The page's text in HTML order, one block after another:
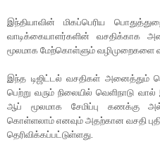
இந்தியாவின் மிகப்பெரிய
வாடிக்கையாளர்களின்
மூலமாக மேற்கொள்ளும் வழிமுறைகளை
இந்த டிஜிட்டல் வசதிகள் அனைத்தும்
பெற்று வரும் நிலையில் வெளிநாடு
ஆப் மூலமாக சேமிப்பு கணக்கு
கொள்ளலாம் எனவும் அதற்கான வசதி
தெரிவிக்கப்பட்டுள்ளது.